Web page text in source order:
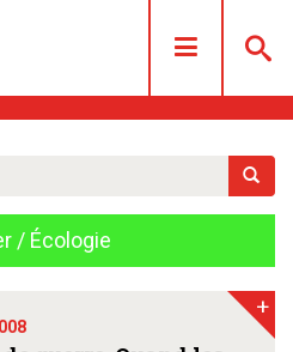
/ Écologie
+